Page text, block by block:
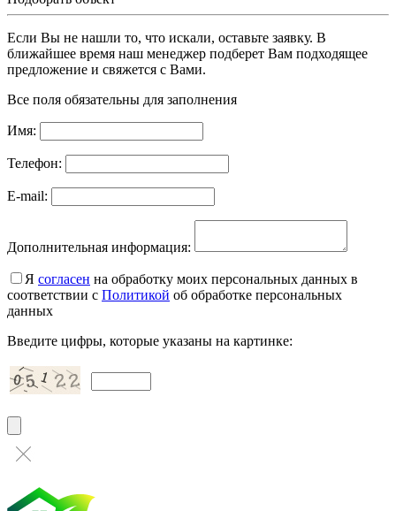
Если Вы не нашли то, что искали, оставьте заявку. В
ближайшее время наш менеджер подберет Вам подходящее
предложение и свяжется с Вами.
Все поля обязательны для заполнения
Имя:
Телефон:
E-mail:
Дополнительная информация:
Я согласен на обработку моих персональных данных в
соответствии с Политикой об обработке персональных
данных
Введите цифры, которые указаны на картинке: